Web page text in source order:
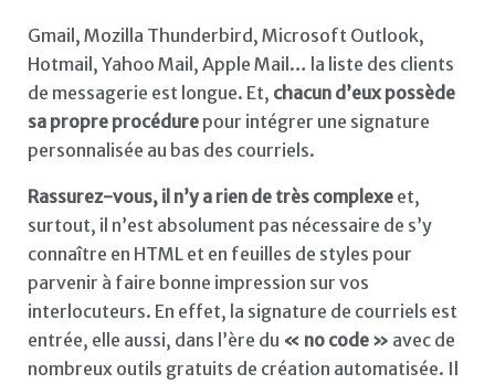
Gmail, Mozilla Thunderbird, Microsoft Outlook,
Hotmail, Yahoo Mail, Apple Mail… la liste des clients
de messagerie est longue. Et, chacun d’eux possède
sa propre procédure pour intégrer une signature
personnalisée au bas des courriels.
Rassurez-vous, il n’y a rien de très complexe et,
surtout, il n’est absolument pas nécessaire de s’y
connaître en HTML et en feuilles de styles pour
parvenir à faire bonne impression sur vos
interlocuteurs. En effet, la signature de courriels est
entrée, elle aussi, dans l’ère du « no code » avec de
nombreux outils gratuits de création automatisée. Il